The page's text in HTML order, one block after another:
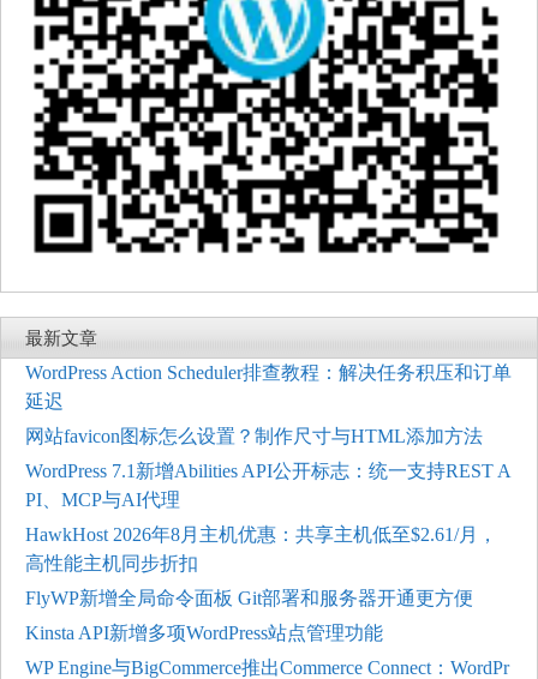
最新文章
WordPress Action Scheduler排查教程：解决任务积压和订单
延迟
网站favicon图标怎么设置？制作尺寸与HTML添加方法
WordPress 7.1新增Abilities API公开标志：统一支持REST A
PI、MCP与AI代理
HawkHost 2026年8月主机优惠：共享主机低至$2.61/月，
高性能主机同步折扣
FlyWP新增全局命令面板 Git部署和服务器开通更方便
Kinsta API新增多项WordPress站点管理功能
WP Engine与BigCommerce推出Commerce Connect：WordPr